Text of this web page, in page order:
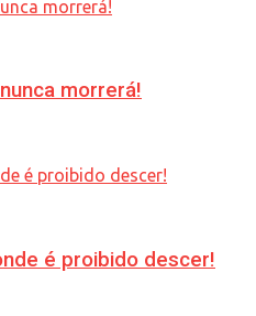
morrerá!
é proibido descer!